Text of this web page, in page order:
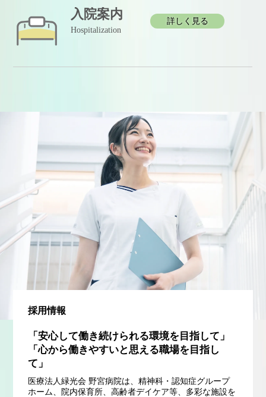
入院案内
Hospitalization
詳しく見る
採用情報
「安心して働き続けられる環境を目指して」
「心から働きやすいと思える職場を目指し
て」
医療法人緑光会 野宮病院は、精神科・認知症グループ
ホーム、院内保育所、高齢者デイケア等、多彩な施設を